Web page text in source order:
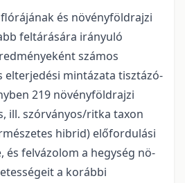
és növényföldrajzi
feltárására irá­­nyu­­ló
számos
elterjedési mintázata tisz­tá­zó­
219 növényföldrajzi
ill. szórványos/ritka taxon
hibrid) előfordulási
és felvázolom a hegység nö­
a korábbi